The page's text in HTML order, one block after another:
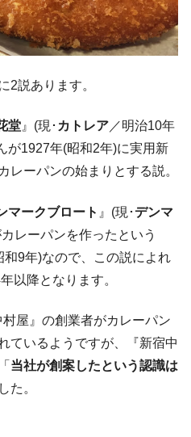
2説あります。
堂 』(現･ カトレア ／明治10年
が1927年(昭和2年)に実用新
レーパンの始まりとする説。
マークブロート 』(現･ デンマ
レーパンを作ったという
9年)なので、この説によれ
以降となります。
屋』の創業者がカレーパン
ているようですが、『新宿中
当社が創案したという認識は
た。